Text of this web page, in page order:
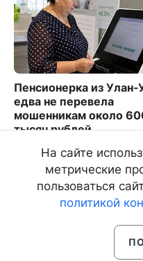
Пенсионерка из Улан-
едва не перевела
мошенникам около
тысяч рублей
2451На сайте
метрические
пользоваться
политикой